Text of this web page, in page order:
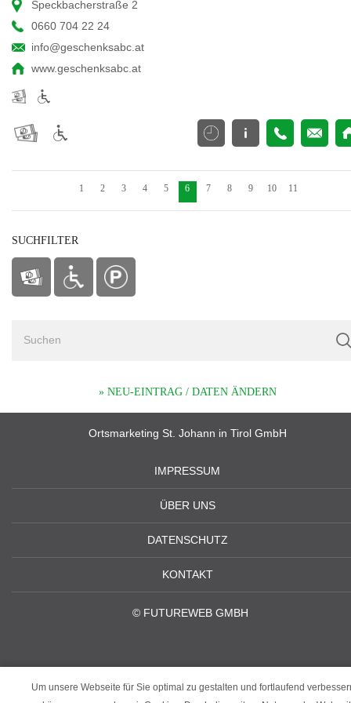
Speckbacherstraße 2
0660 704 22 24
info@geschenksabc.at
www.geschenksabc.at
1 2 3 4 5 6 7 8 9 10 11
SUCHFILTER
» NEU-EINTRAG / DATEN ÄNDERN
Ortsmarketing St. Johann in Tirol GmbH
IMPRESSUM
ÜBER UNS
DATENSCHUTZ
KONTAKT
© FUTUREWEB GMBH
Um unsere Webseite für Sie optimal zu gestalten und fortlaufend